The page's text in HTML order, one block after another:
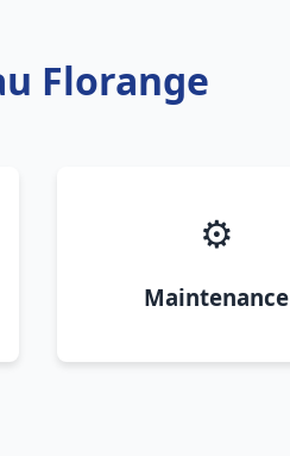
Florange
⚙️
Maintenance